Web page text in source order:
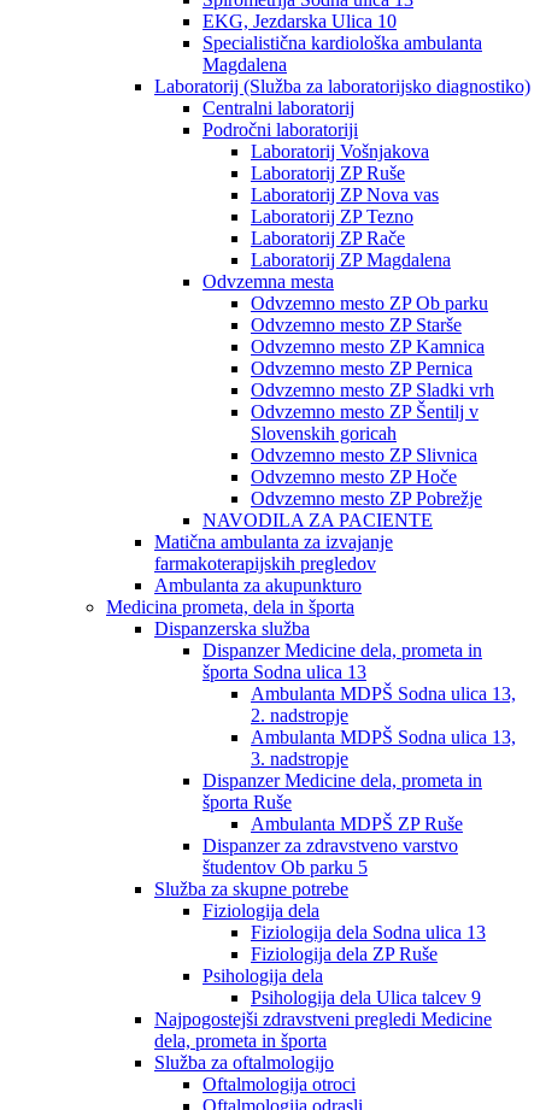
EKG, Jezdarska Ulica 10
Specialistična kardiološka ambulanta
Magdalena
Laboratorij (Služba za laboratorijsko diagnostiko)
Centralni laboratorij
Področni laboratoriji
Laboratorij Vošnjakova
Laboratorij ZP Ruše
Laboratorij ZP Nova vas
Laboratorij ZP Tezno
Laboratorij ZP Rače
Laboratorij ZP Magdalena
Odvzemna mesta
Odvzemno mesto ZP Ob parku
Odvzemno mesto ZP Starše
Odvzemno mesto ZP Kamnica
Odvzemno mesto ZP Pernica
Odvzemno mesto ZP Sladki vrh
Odvzemno mesto ZP Šentilj v
Slovenskih goricah
Odvzemno mesto ZP Slivnica
Odvzemno mesto ZP Hoče
Odvzemno mesto ZP Pobrežje
NAVODILA ZA PACIENTE
Matična ambulanta za izvajanje
farmakoterapijskih pregledov
Ambulanta za akupunkturo
Medicina prometa, dela in športa
Dispanzerska služba
Dispanzer Medicine dela, prometa in
športa Sodna ulica 13
Ambulanta MDPŠ Sodna ulica 13,
2. nadstropje
Ambulanta MDPŠ Sodna ulica 13,
3. nadstropje
Dispanzer Medicine dela, prometa in
športa Ruše
Ambulanta MDPŠ ZP Ruše
Dispanzer za zdravstveno varstvo
študentov Ob parku 5
Služba za skupne potrebe
Fiziologija dela
Fiziologija dela Sodna ulica 13
Fiziologija dela ZP Ruše
Psihologija dela
Psihologija dela Ulica talcev 9
Najpogostejši zdravstveni pregledi Medicine
dela, prometa in športa
Služba za oftalmologijo
Oftalmologija otroci
Oftalmologija odrasli